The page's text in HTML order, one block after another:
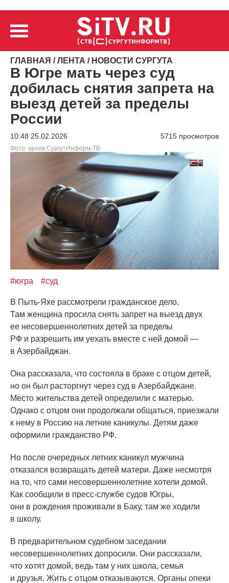
ГЛАВНАЯ /ЛЕНТА / НОВОСТИ СУРГУТА
В Югре мать через суд
добилась снятия запрета на
выезд детей за пределы
России
10:48 25.02.2026 5715 просмотров
Фото: архив СургутИнформ-ТВ
#югра #суд
В Пыть-Яхе рассмотрели гражданское дело.
Там женщина просила снять запрет на выезд двух
ее несовершеннолетних детей за пределы
РФ и разрешить им уехать вместе с ней домой —
в Азербайджан.
Она рассказала, что состояла в браке с отцом детей,
но он был расторгнут через суд в Азербайджане.
Место жительства детей определили с матерью.
Однако с отцом они продолжали общаться, приезжали
к нему в Россию на летние каникулы. Детям даже
оформили гражданство РФ.
Но после очередных летних каникул мужчина
отказался возвращать детей матери. Даже несмотря
на то, что сами несовершеннолетние хотели домой.
Как сообщили в пресс-службе судов Югры,
они в рождения проживали в Баку, там же ходили
в школу.
В предварительном судебном заседании
несовершеннолетних допросили. Они рассказали,
что хотят домой, ведь там у них школа, семья
и друзья. Жить с отцом отказываются. Органы опеки